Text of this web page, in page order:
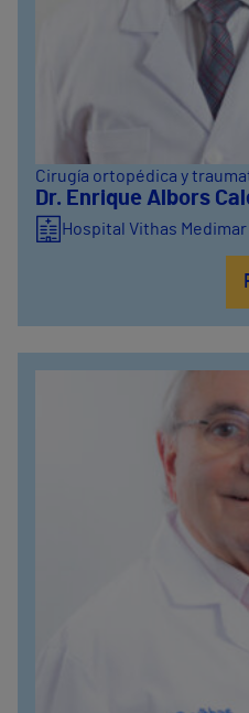
Cirugía ortopédica y
Dr. Enrique Albors
Hospital Vithas Medimar